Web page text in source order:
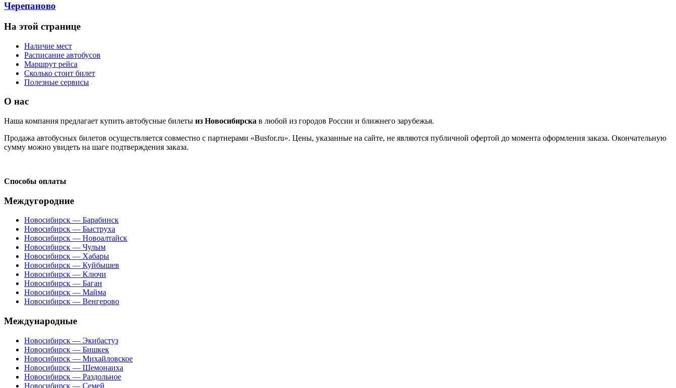
Черепаново
На этой странице
Наличие мест
Расписание автобусов
Маршрут рейса
Сколько стоит билет
Полезные сервисы
О нас
Наша компания предлагает купить автобусные билеты из Новосибирска в любой из городов России и ближнего зарубежья.
Продажа автобусных билетов осуществляется совместно с партнерами «Busfor.ru». Цены, указанные на сайте, не являются публичной офертой до момента оформления заказа. Окончательную
сумму можно увидеть на шаге подтверждения заказа.
Способы оплаты
Междугородние
Новосибирск — Барабинск
Новосибирск — Быструха
Новосибирск — Новоалтайск
Новосибирск — Чулым
Новосибирск — Хабары
Новосибирск — Куйбышев
Новосибирск — Ключи
Новосибирск — Баган
Новосибирск — Майма
Новосибирск — Венгерово
Международные
Новосибирск — Экибастуз
Новосибирск — Бишкек
Новосибирск — Михайловское
Новосибирск — Шемонаиха
Новосибирск — Раздольное
Новосибирск — Семей